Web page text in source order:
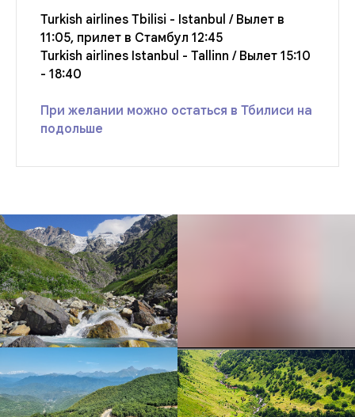
Turkish airlines Tbilisi - Istanbul / Вылет в
11:05, прилет в Стамбул 12:45
Turkish airlines Istanbul - Tallinn / Вылет 15:10
- 18:40
При желании можно остаться в Тбилиси на
подольше